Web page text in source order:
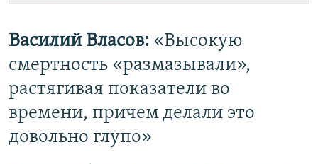
Василий Власов: «Высокую
смертность «размазывали»,
растягивая показатели во
времени, причем делали это
довольно глупо»